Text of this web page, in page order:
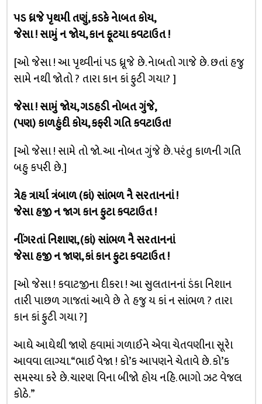
૫ડ ધ્રજે પૃથમી તણું, કડકે નેાબત કોય,
જેસા ! સામું ન જોય, કાન ફૂટયા કવટાઉત !
[ઓ જેસા ! આ પૃથ્વીનાં પડ ધ્રૂજે છે. નેાબતો ગાજે છે. છતાં હજુ
સામે નથી જોતો ? તારા કાન કાં ફુટી ગયા? ]
જેસા ! સામું જોય, ગડહડી નોબત ગુંજે,
(પણ) કાળહુંદી કોય, કફરી ગતિ કવટાઉત!
[ઓ જેસા ! સામે તો જો. આ નોબત ગુંજે છે. પરંતુ કાળની ગતિ
બહુ કપરી છે.]
ત્રેહ ત્રાર્યા ત્રંબાળ (કાં) સાંભળ નૈ સરતાનનાં !
જેસા હજી ન જાગ કાન ફુટા કવટાઉત !
નીંગરતાં નિશાણ, (કાં) સાંભળ નૈ સરતાનનાં
જેસા હજી ન જાણ, કાં કાન ફુટા કવટાઉત !
[ઓ જેસા ! કવાટજીના દીકરા ! આ સુલતાનનાં ડંકા નિશાન
તારી પાછળ ગાજતાં આવે છે તે હજુ ય કાં ન સાંભળ ? તારા
કાન કાં ફુટી ગયા ?]
આઘે આઘેથી જાણે હવામાં ગળાઈને એવા ચેતવણીના સૂરેા
આવવા લાગ્યા. “ભાઈ વેજા ! કો’ક આપણને ચેતાવે છે. કો’ક
સમસ્યા કરે છે. ચારણ વિના બીજો હોય નહિ. ભાગો ઝટ વેજલ
કોઠે.”